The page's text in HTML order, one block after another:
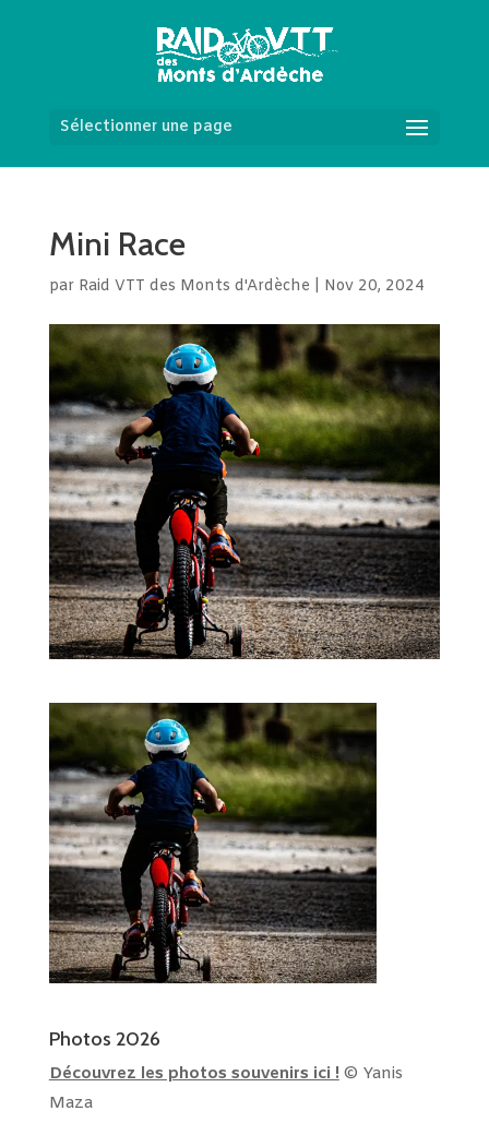
Sélectionner une page
Mini Race
par Raid VTT des Monts d'Ardèche Nov 20, 2024
Photos 2026
Découvrez les photos souvenirs ici ! © Yanis
Maza